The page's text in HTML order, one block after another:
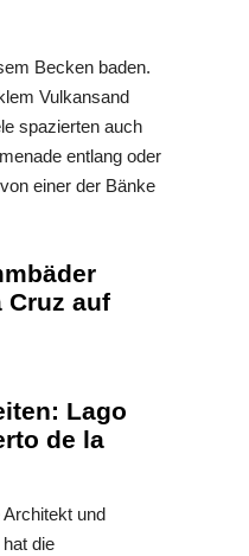
Becken baden.
Vulkansand
spazierten auch
entlang oder
einer der Bänke
Lago
de la
und
die